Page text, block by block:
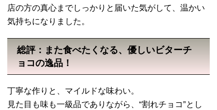
店の方の真心までしっかりと届いた気がして、温かい
気持ちになりました。
総評：また食べたくなる、優しいビターチ
ョコの逸品！
丁寧な作りと、マイルドな味わい。
見た目も味も一級品でありながら、“割れチョコ”とし